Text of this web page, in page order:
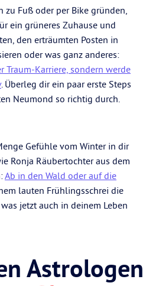
zu Fuß oder per Bike gründen,
ein grüneres Zuhause und
den erträumten Posten in
oder was ganz anderes:
Traum-Karriere, sondern werde
. Überleg dir ein paar erste Steps
Neumond so richtig durch.
Gefühle vom Winter in dir
Ronja Räubertochter aus dem
Ab in den Wald oder auf die
lauten Frühlingsschrei die
jetzt auch in deinem Leben
Astrologen